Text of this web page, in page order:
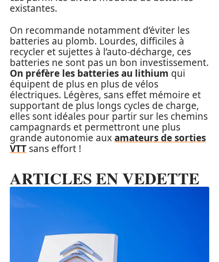
existantes.
On recommande notamment d’éviter les
batteries au plomb. Lourdes, difficiles à
recycler et sujettes à l’auto-décharge, ces
batteries ne sont pas un bon investissement.
On préfère les batteries au lithium qui
équipent de plus en plus de vélos
électriques. Légères, sans effet mémoire et
supportant de plus longs cycles de charge,
elles sont idéales pour partir sur les chemins
campagnards et permettront une plus
grande autonomie auxamateurs de sorties
VTT sans effort !
ARTICLES EN VEDETTE